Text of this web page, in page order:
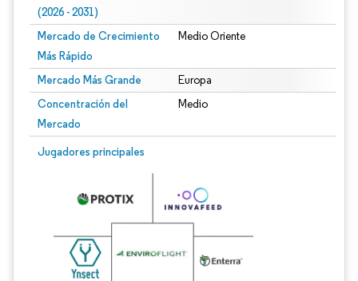
(2026 - 2031)
Mercado de Crecimiento
Más Rápido
Medio Oriente
Mercado Más Grande Europa
Concentración del
Mercado
Medio
Jugadores principales
Imagen © Mordor Intelligence. El uso requiere atribución según CC BY 4.0.